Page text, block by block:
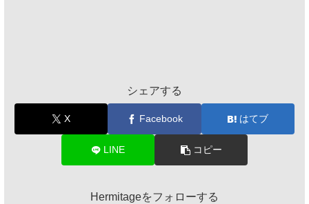
シェアする
X Facebook はてブ
LINE コピー
Hermitageをフォローする